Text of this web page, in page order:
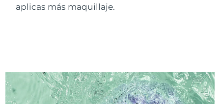
aplicas más maquillaje.